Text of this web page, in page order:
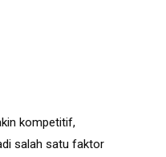
kompetitif,
salah satu faktor